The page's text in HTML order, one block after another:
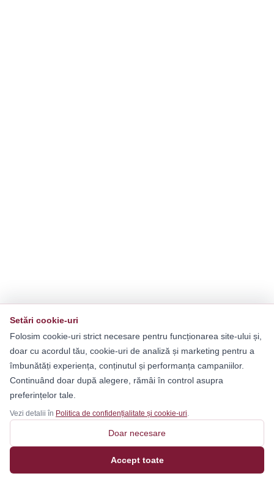
Setări cookie-uri
Folosim cookie-uri strict necesare pentru funcționarea site-ului și,
doar cu acordul tău, cookie-uri de analiză și marketing pentru a
îmbunătăți experiența, conținutul și performanța campaniilor.
Continuând doar după alegere, rămâi în control asupra
preferințelor tale.
Vezi detalii în Politica de confidențialitate și cookie-uri.
Doar necesare
Accept toate